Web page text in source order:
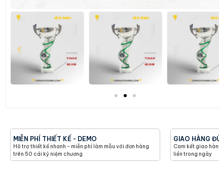
MIỄN PHÍ THIẾT KẾ - DEMO
Hõ trợ thiết kế nhanh - miễn phí làm mẫu với đơn hàng
trên 50 cái kỷ niệm chương
GIAO HÀNG
Cam kết giao
liền trong ngày